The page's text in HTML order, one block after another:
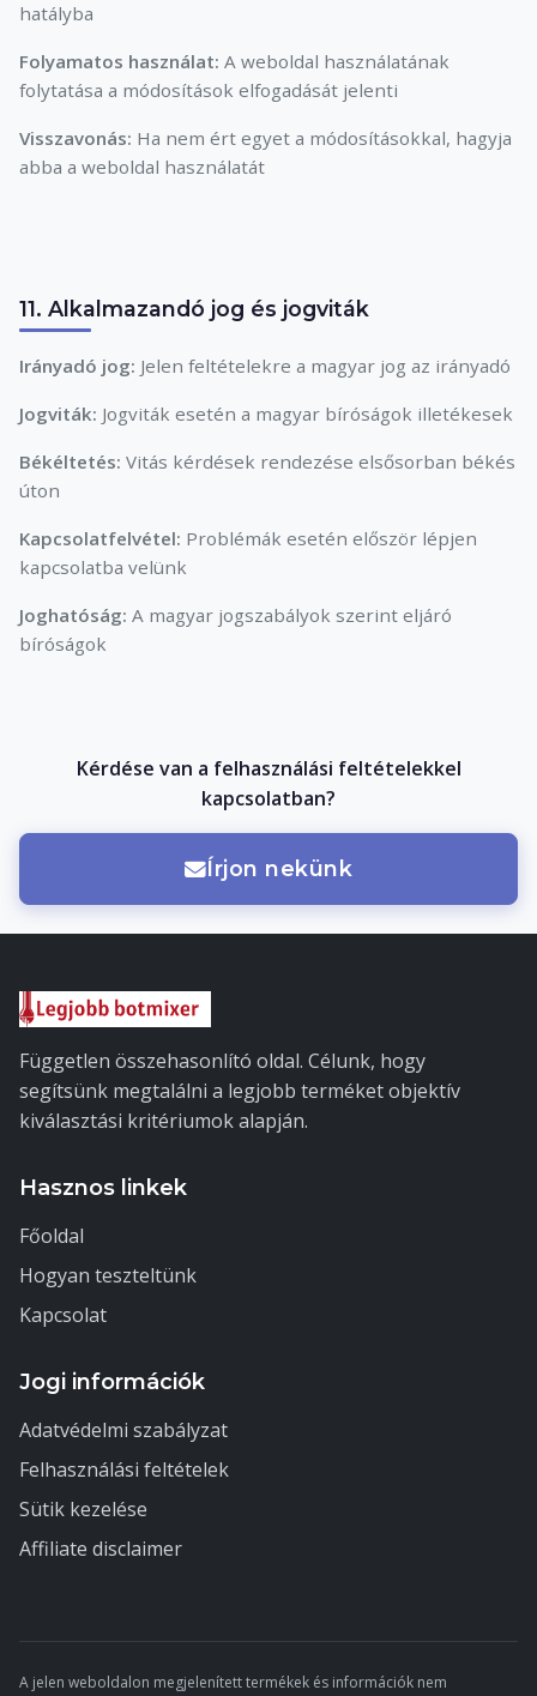
hatályba
Folyamatos használat: A weboldal használatának
folytatása a módosítások elfogadását jelenti
Visszavonás: Ha nem ért egyet a módosításokkal, hagyja
abba a weboldal használatát
11. Alkalmazandó jog és jogviták
Irányadó jog: Jelen feltételekre a magyar jog az irányadó
Jogviták: Jogviták esetén a magyar bíróságok illetékesek
Békéltetés: Vitás kérdések rendezése elsősorban békés
úton
Kapcsolatfelvétel: Problémák esetén először lépjen
kapcsolatba velünk
Joghatóság: A magyar jogszabályok szerint eljáró
bíróságok
Kérdése van a felhasználási feltételekkel
kapcsolatban?
Írjon nekünk
Független összehasonlító oldal. Célunk, hogy
segítsünk megtalálni a legjobb terméket objektív
kiválasztási kritériumok alapján.
Hasznos linkek
Főoldal
Hogyan teszteltünk
Kapcsolat
Jogi információk
Adatvédelmi szabályzat
Felhasználási feltételek
Sütik kezelése
Affiliate disclaimer
A jelen weboldalon megjelenített termékek és információk nem